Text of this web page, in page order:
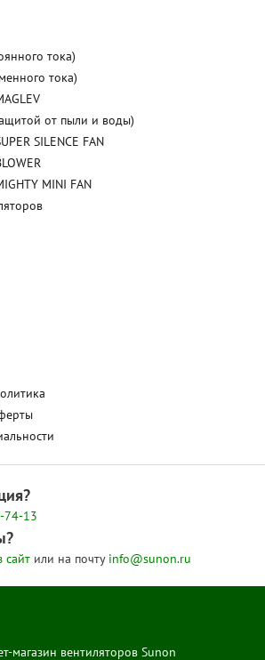
тока)
тока)
от пыли и воды)
SILENCE FAN
MINI FAN
74-13
сайт или на почту info@sunon.ru
магазин вентиляторов Sunon